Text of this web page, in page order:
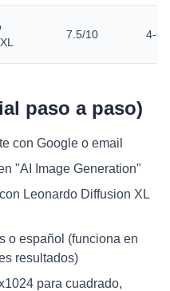
7.5/10 4-6
paso a paso)
con Google o email
"AI Image Generation"
Leonardo Diffusion XL
o español (funciona en
resultados)
para cuadrado,